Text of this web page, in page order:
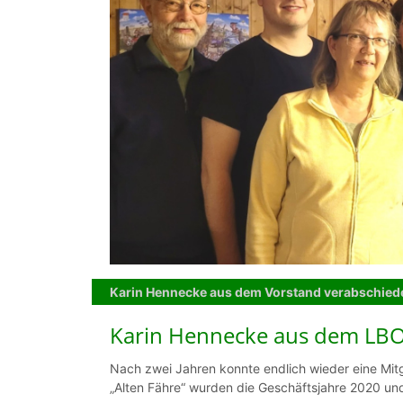
Karin Hennecke aus dem Vorstand
Karin Hennecke aus dem
Nach zwei Jahren konnte endlich wieder eine
„Alten Fähre“ wurden die Geschäftsjahre 2020